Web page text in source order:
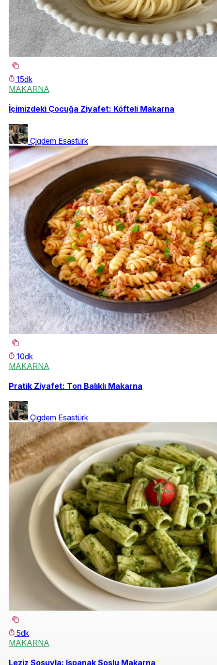
15dk
MAKARNA
İçimizdeki Çocuğa Ziyafet: Köfteli Makarna
Çigdem Esastürk
10dk
MAKARNA
Pratik Ziyafet: Ton Balıklı Makarna
Çigdem Esastürk
5dk
MAKARNA
Leziz Sosuyla: Ispanak Soslu Makarna